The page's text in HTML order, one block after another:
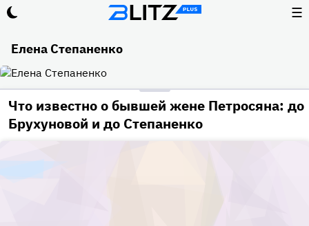
☰
Елена Степаненко
Что известно о бывшей жене Петросяна: до
Брухуновой и до Степаненко